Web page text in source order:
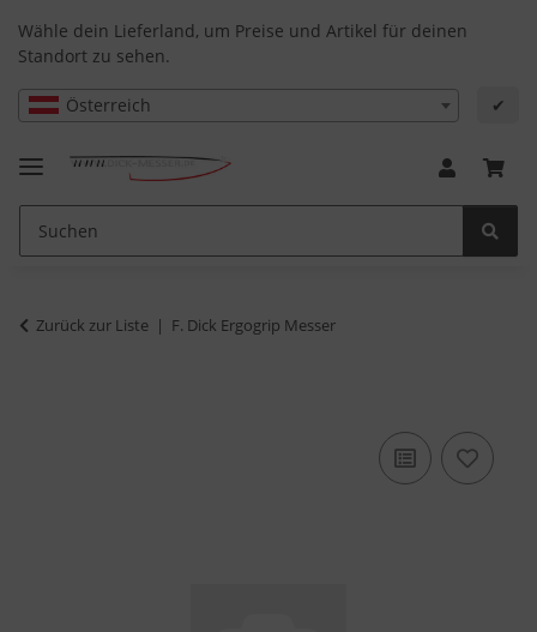
Wähle dein Lieferland, um Preise und Artikel für deinen
Standort zu sehen.
Österreich ✔
Zurück zur Liste F. Dick Ergogrip Messer